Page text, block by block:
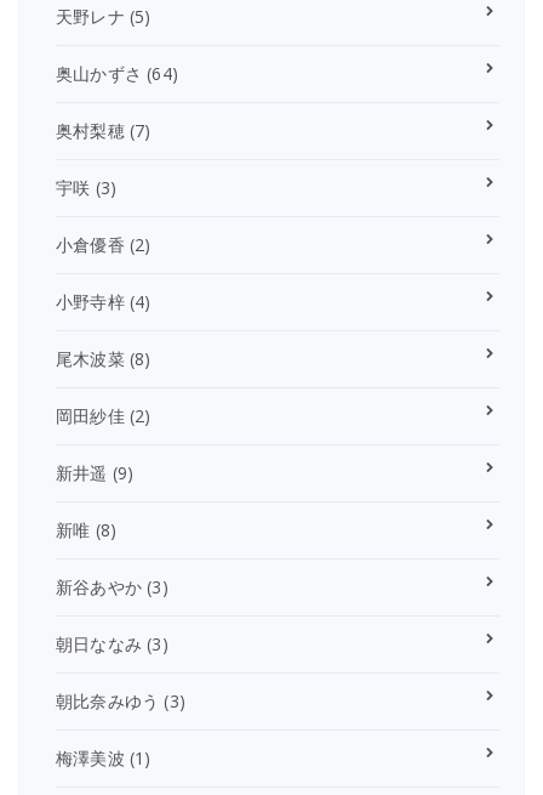
天野レナ (5)
奥山かずさ (64)
奥村梨穂(7)
宇咲 (3)
小倉優香 (2)
小野寺梓(4)
尾木波菜(8)
岡田紗佳(2)
新井遥 (9)
新唯 (8)
新谷あやか (3)
朝日ななみ (3)
朝比奈みゆう (3)
梅澤美波 (1)